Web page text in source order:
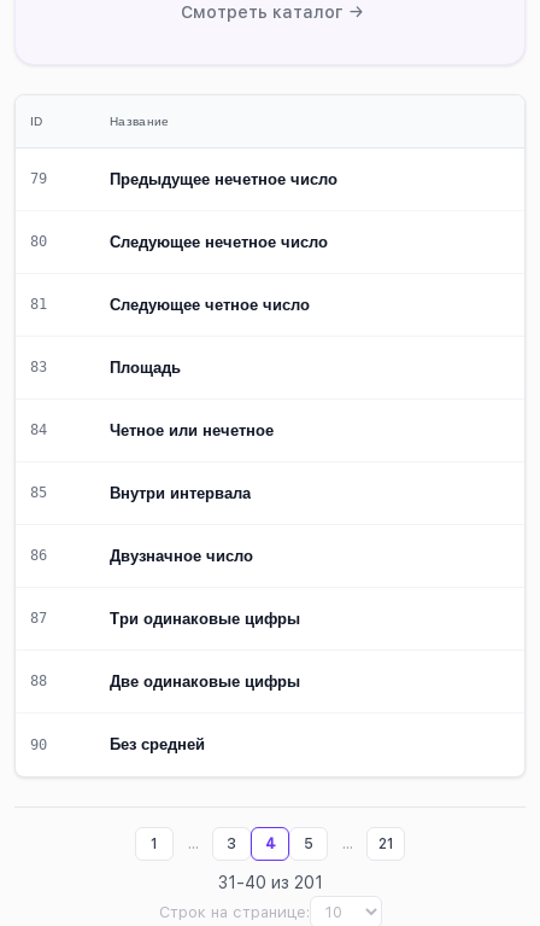
Смотреть каталог →
ID Название
79 Предыдущее нечетное число
80 Следующее нечетное число
81 Следующее четное число
83 Площадь
84 Четное или нечетное
85 Внутри интервала
86 Двузначное число
87 Три одинаковые цифры
88 Две одинаковые цифры
90 Без средней
Строк на странице:
1 ... 3 4 5 ... 21
31-40 из 201